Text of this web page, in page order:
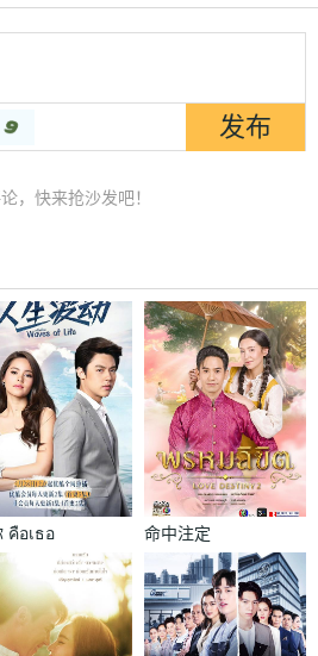
，快来抢沙发吧！
คือเธอ
命中注定
พรหมลิขิต